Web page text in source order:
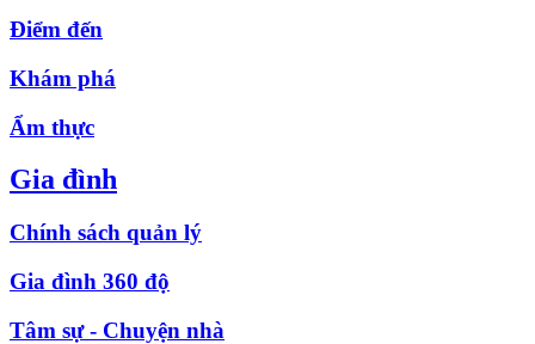
Điểm đến
Khám phá
Ẩm thực
Gia đình
Chính sách quản lý
Gia đình 360 độ
Tâm sự - Chuyện nhà